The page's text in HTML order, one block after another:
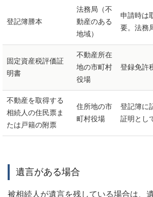
登記簿謄本
法務局（不
動産のある
地域）
申請時は
要。法務
固定資産税評価証
明書
不動産所在
地の市町村
役場
登録免許
不動産を取得する
相続人の住民票ま
たは戸籍の附票
住所地の市
町村役場
登記簿に
証明とし
遺言がある場合
被相続人が遺言を残している場合は、